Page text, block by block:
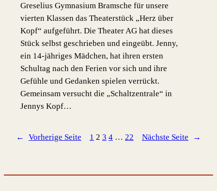
Greselius Gymnasium Bramsche für unsere
vierten Klassen das Theaterstück „Herz über
Kopf“ aufgeführt. Die Theater AG hat dieses
Stück selbst geschrieben und eingeübt. Jenny,
ein 14-jähriges Mädchen, hat ihren ersten
Schultag nach den Ferien vor sich und ihre
Gefühle und Gedanken spielen verrückt.
Gemeinsam versucht die „Schaltzentrale“ in
Jennys Kopf…
← Vorherige Seite 1 2 3 4 … 22 Nächste Seite →